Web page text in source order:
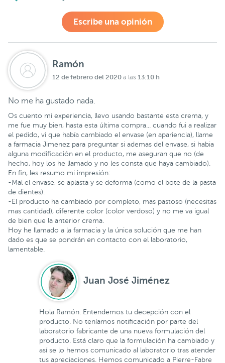
Escribe una opinión
Ramón
12 de febrero del 2020 a las 13:10 h
No me ha gustado nada.
Os cuento mi experiencia, llevo usando bastante esta crema, y
me fue muy bien, hasta esta última compra... cuando fui a realizar
el pedido, vi que había cambiado el envase (en apariencia), llame
a farmacia Jimenez para preguntar si ademas del envase, si habia
alguna modificación en el producto, me aseguran que no (de
hecho, hoy los he llamado y no les consta que haya cambiado).
En fin, les resumo mi impresión:
-Mal el envase, se aplasta y se deforma (como el bote de la pasta
de dientes).
-El producto ha cambiado por completo, mas pastoso (necesitas
mas cantidad), diferente color (color verdoso) y no me va igual
de bien que la anterior crema.
Hoy he llamado a la farmacia y la única solución que me han
dado es que se pondrán en contacto con el laboratorio,
lamentable.
Juan José Jiménez
Hola Ramón. Entendemos tu decepción con el
producto. No teníamos notificación por parte del
laboratorio fabricante de una nueva formulación del
producto. Está claro que la formulación ha cambiado y
así se lo hemos comunicado al laboratorio tras atender
tus apreciaciones. Hemos comunicado a Pierre-Fabre